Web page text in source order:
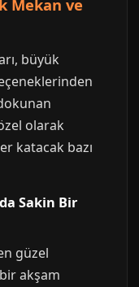
Mekan ve
büyük
olarak
katacak bazı
Sakin Bir
güzel
akşam